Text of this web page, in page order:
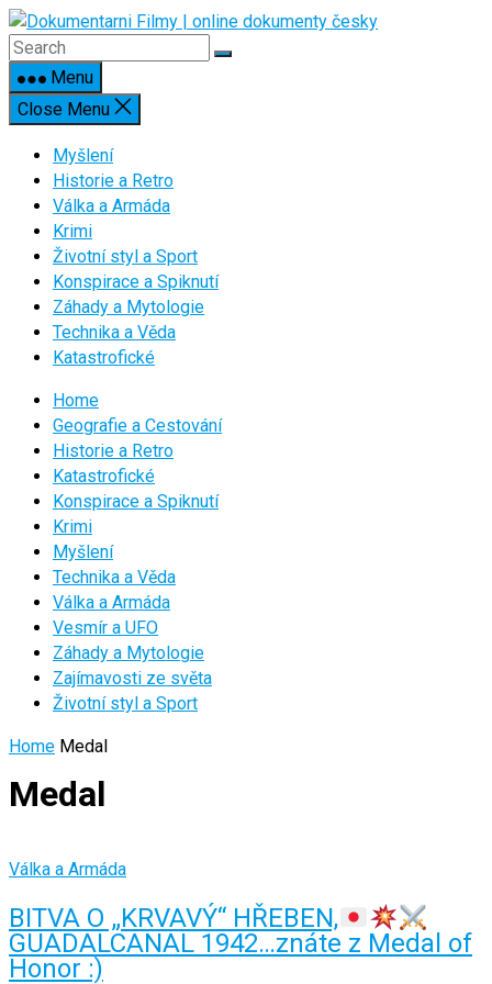
Skip
to
contentMenu
Close Menu
Myšlení
Historie a Retro
Válka a Armáda
Krimi
Životní styl a Sport
Konspirace a Spiknutí
Záhady a Mytologie
Technika a Věda
Katastrofické
Home
Geografie a Cestování
Historie a Retro
Katastrofické
Konspirace a Spiknutí
Krimi
Myšlení
Technika a Věda
Válka a Armáda
Vesmír a UFO
Záhady a Mytologie
Zajímavosti ze světa
Životní styl a Sport
Home Medal
Medal
Válka a Armáda
BITVA O „KRVAVÝ“ HŘEBEN,
GUADALCANAL 1942…znáte z Medal of
Honor :)